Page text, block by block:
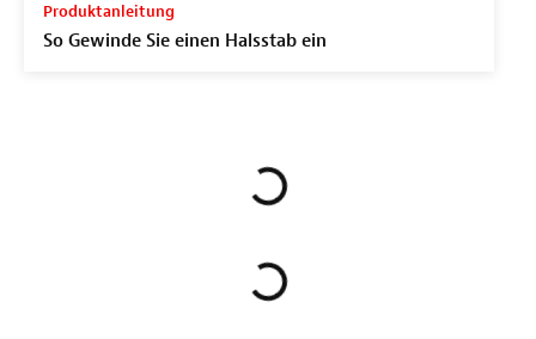
Produktanleitung
So Gewinde Sie einen Halsstab ein